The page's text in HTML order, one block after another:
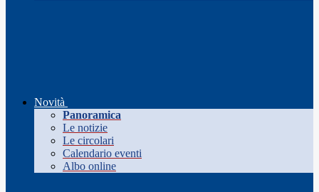
Novità
Panoramica
Le notizie
Le circolari
Calendario eventi
Albo online